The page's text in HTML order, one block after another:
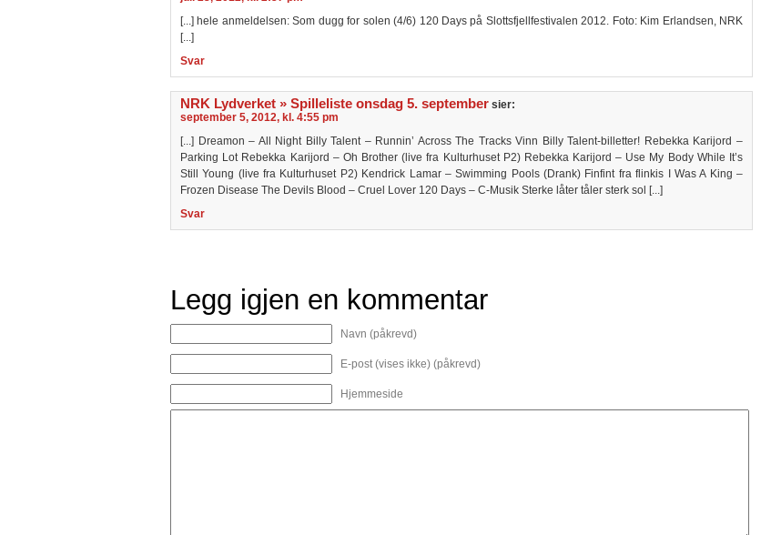
[...] hele anmeldelsen: Som dugg for solen (4/6) 120 Days på Slottsfjellfestivalen 2012. Foto: Kim Erlandsen, NRK
[...]
Svar
NRK Lydverket » Spilleliste onsdag 5. september sier:
september 5, 2012, kl. 4:55 pm
[...] Dreamon – All Night Billy Talent – Runnin’ Across The Tracks Vinn Billy Talent-billetter! Rebekka Karijord –
Parking Lot Rebekka Karijord – Oh Brother (live fra Kulturhuset P2) Rebekka Karijord – Use My Body While It’s
Still Young (live fra Kulturhuset P2) Kendrick Lamar – Swimming Pools (Drank) Finfint fra flinkis I Was A King –
Frozen Disease The Devils Blood – Cruel Lover 120 Days – C-Musik Sterke låter tåler sterk sol [...]
Svar
Legg igjen en kommentar
Navn (påkrevd)
E-post (vises ikke) (påkrevd)
Hjemmeside